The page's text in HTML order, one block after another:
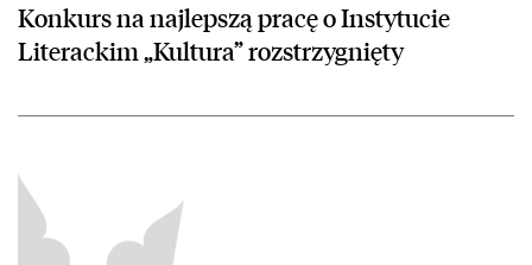
Konkurs na najlepszą pracę o Instytucie
Literackim „Kultura” rozstrzygnięty
czytaj więcej o Biblioteka Narodowa otwiera największą polską bazę